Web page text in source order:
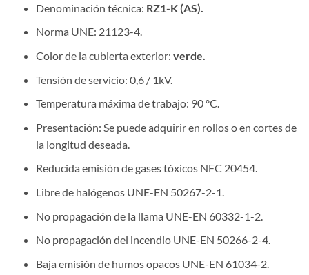
Denominación técnica: RZ1-K (AS).
Norma UNE: 21123-4.
Color de la cubierta exterior: verde.
Tensión de servicio: 0,6 / 1kV.
Temperatura máxima de trabajo: 90 ºC.
Presentación: Se puede adquirir en rollos o en cortes de
la longitud deseada.
Reducida emisión de gases tóxicos NFC 20454.
Libre de halógenos UNE-EN 50267-2-1.
No propagación de la llama UNE-EN 60332-1-2.
No propagación del incendio UNE-EN 50266-2-4.
Baja emisión de humos opacos UNE-EN 61034-2.